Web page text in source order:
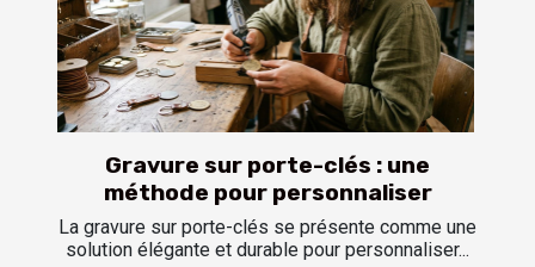
Gravure sur porte-clés : une
méthode pour personnaliser
La gravure sur porte-clés se présente comme une
solution élégante et durable pour personnaliser...